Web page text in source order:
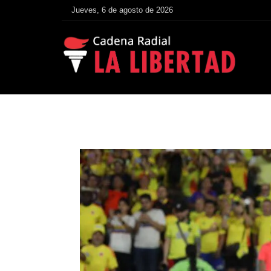
Jueves, 6 de agosto de 2026